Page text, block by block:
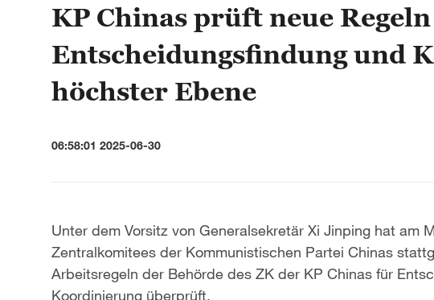
KP Chinas prüft neue
Entscheidungsfindung und
höchster Ebene
06:58:01 2025-06-30
Unter dem Vorsitz von Generalsekretär Xi Jinping hat am
Zentralkomitees der Kommunistischen Partei Chinas
Arbeitsregeln der Behörde des ZK der KP Chinas für
Koordinierung überprüft.